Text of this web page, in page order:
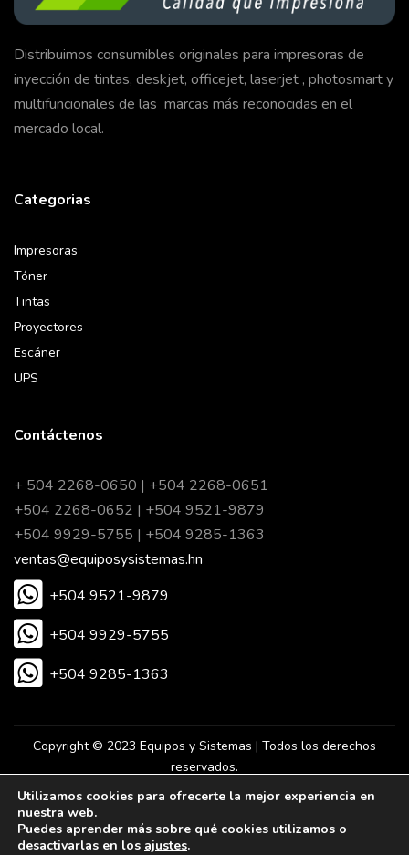
Distribuimos consumibles originales para impresoras de
inyección de tintas, deskjet, officejet, laserjet , photosmart y
multifuncionales de las marcas más reconocidas en el
mercado local.
Categorias
Impresoras
Tóner
Tintas
Proyectores
Escáner
UPS
Contáctenos
+ 504 2268-0650 | +504 2268-0651
+504 2268-0652 | +504 9521-9879
+504 9929-5755 | +504 9285-1363
ventas@equiposysistemas.hn
+504 9521-9879
+504 9929-5755
+504 9285-1363
Copyright © 2023 Equipos y Sistemas | Todos los derechos
reservados.
Desarrollado por Eureka Agencia Digital.
Utilizamos cookies para ofrecerte la mejor experiencia en
nuestra web.
Puedes aprender más sobre qué cookies utilizamos o
desactivarlas en los ajustes.